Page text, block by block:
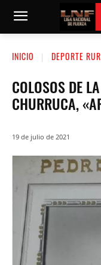
INICIO DEPORTE
COLOSOS DE
CHURRUCA,
19 de julio de 2021